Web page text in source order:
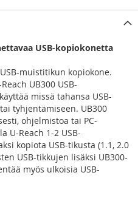
USB-kopiokonetta
muistitikun kopiokone.
UB300 USB-
missä tahansa USB-
tyhjentämiseen. UB300
ohjelmistoa tai PC-
U-Reach 1-2 USB-
kopiota USB-tikusta (1.1, 2.0
USB-tikkujen lisäksi UB300-
myös ulkoisia USB-